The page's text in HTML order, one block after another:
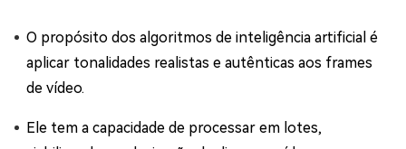
O propósito dos algoritmos de inteligência artificial é
aplicar tonalidades realistas e autênticas aos frames
de vídeo.
Ele tem a capacidade de processar em lotes,